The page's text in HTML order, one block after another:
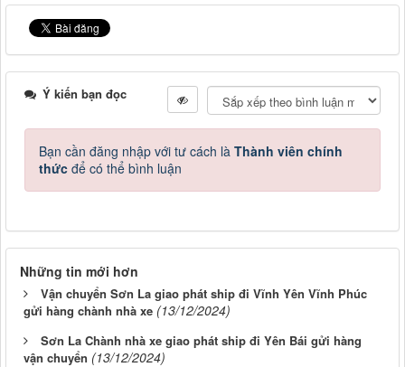
Ý kiến bạn đọc
Bạn cần đăng nhập với tư cách là Thành viên chính
thức để có thể bình luận
Những tin mới hơn
Vận chuyển Sơn La giao phát ship đi Vĩnh Yên Vĩnh Phúc
gửi hàng chành nhà xe (13/12/2024)
Sơn La Chành nhà xe giao phát ship đi Yên Bái gửi hàng
vận chuyển (13/12/2024)